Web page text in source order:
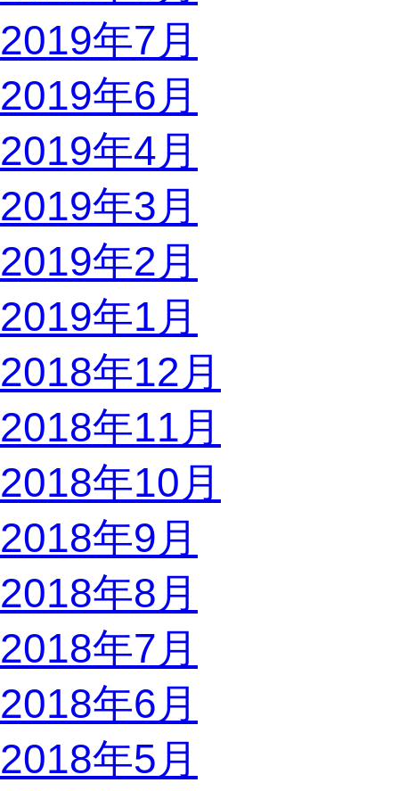
2019年7月
2019年6月
2019年4月
2019年3月
2019年2月
2019年1月
2018年12月
2018年11月
2018年10月
2018年9月
2018年8月
2018年7月
2018年6月
2018年5月